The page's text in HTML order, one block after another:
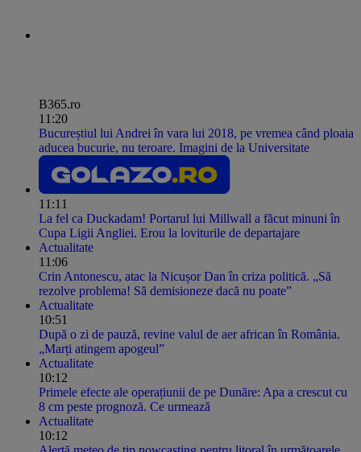
B365.ro
11:20
Bucureștiul lui Andrei în vara lui 2018, pe vremea când ploaia
aducea bucurie, nu teroare. Imagini de la Universitate
11:11
La fel ca Duckadam! Portarul lui Millwall a făcut minuni în
Cupa Ligii Angliei. Erou la loviturile de departajare
Actualitate
11:06
Crin Antonescu, atac la Nicușor Dan în criza politică. „Să
rezolve problema! Să demisioneze dacă nu poate”
Actualitate
10:51
După o zi de pauză, revine valul de aer african în România.
„Marți atingem apogeul”
Actualitate
10:12
Primele efecte ale operațiunii de pe Dunăre: Apa a crescut cu
8 cm peste prognoză. Ce urmează
Actualitate
10:12